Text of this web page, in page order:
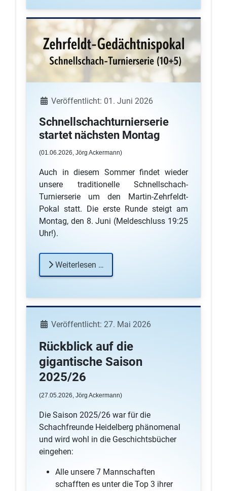
DetailsVeröffentlicht: 01. Juni 2026
Schnellschachturnierserie
startet nächsten Montag
(01.06.2026, Jörg Ackermann)
Auch in diesem Sommer findet wieder
unsere traditionelle Schnellschach-
Turnierserie um den Martin-Zehrfeldt-
Pokal statt. Die erste Runde steigt am
Montag, den 8. Juni (Meldeschluss 19:25
Uhr!).
Weiterlesen …
DetailsVeröffentlicht: 27. Mai 2026
Rückblick auf die
gigantische Saison
2025/26
(27.05.2026, Jörg Ackermann)
Die Saison 2025/26 war für die
Schachfreunde Heidelberg phänomenal
und wird wohl in die Geschichtsbücher
eingehen:
Alle unsere 7 Mannschaften
schafften es unter die Top 3 ihrer